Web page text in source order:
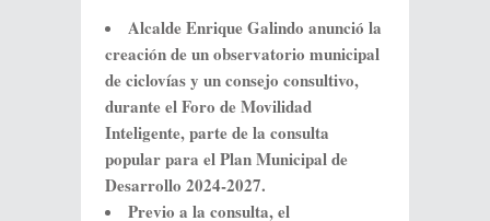
Alcalde Enrique Galindo anunció la
creación de un observatorio municipal
de ciclovías y un consejo consultivo,
durante el Foro de Movilidad
Inteligente, parte de la consulta
popular para el Plan Municipal de
Desarrollo 2024-2027.
Previo a la consulta, el